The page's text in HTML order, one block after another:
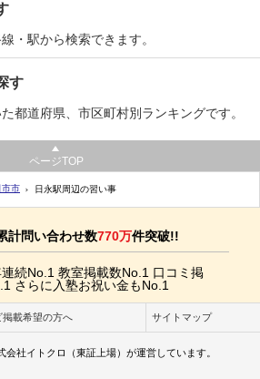
・駅から検索できます。
す
都道府県、市区町村別ランキングです。
ページTOP
市市 日永駅周辺の習い事
計問い合わせ数770万件突破!!
掲載希望の方へ サイトマップ
会社イトクロ（東証上場）が運営しています。